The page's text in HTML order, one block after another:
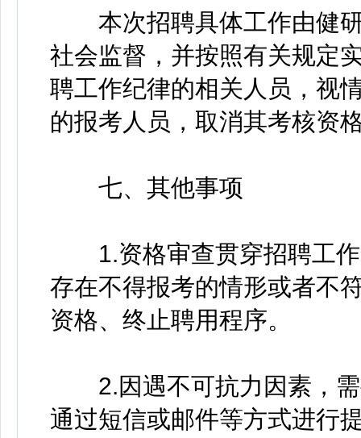
本次招聘具体工作由健研
社会监督，并按照有关规定
聘工作纪律的相关人员，视
的报考人员，取消其考核资
七、其他事项
1.资格审查贯穿招聘工作
存在不得报考的情形或者不
资格、终止聘用程序。
2.因遇不可抗力因素，需
通过短信或邮件等方式进行